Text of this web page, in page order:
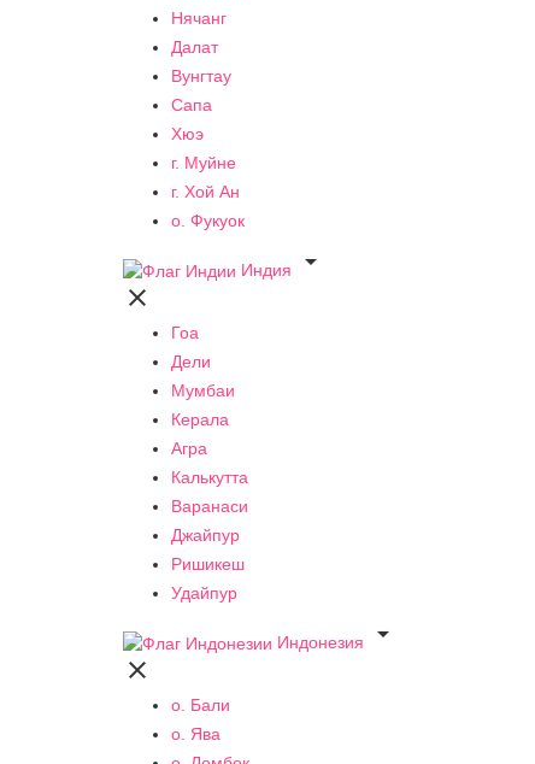
Нячанг
Далат
Вунгтау
Сапа
Хюэ
г. Муйне
г. Хой Ан
о. Фукуок
Индия


Гоа
Дели
Мумбаи
Керала
Агра
Калькутта
Варанаси
Джайпур
Ришикеш
Удайпур
Индонезия


о. Бали
о. Ява